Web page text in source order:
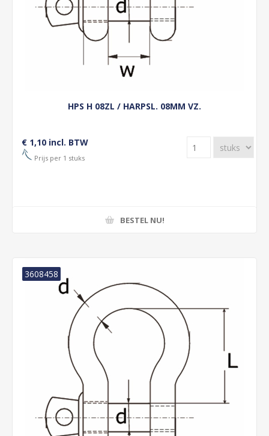
HPS H 08ZL / HARPSL. 08MM VZ.
€ 1,10 incl. BTW
Prijs per 1 stuks
BESTEL NU!
3608458